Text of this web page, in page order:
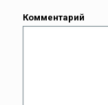
Комментарий